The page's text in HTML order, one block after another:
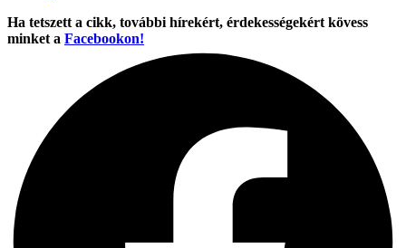
Ha tetszett a cikk, további hírekért, érdekességekért kövess
minket a Facebookon!